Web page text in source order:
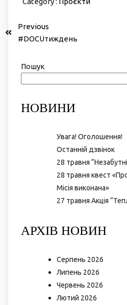
Previous
#DOCUтиждень
Пошук
НОВИНИ
Увага! Оголошення!
Останній дзвінок
28 травня
28 травня квест
Місія виконана»
27 травня Акція
АРХІВ НОВИН
Серпень 2026
Липень 2026
Червень 2026
Лютий 2026